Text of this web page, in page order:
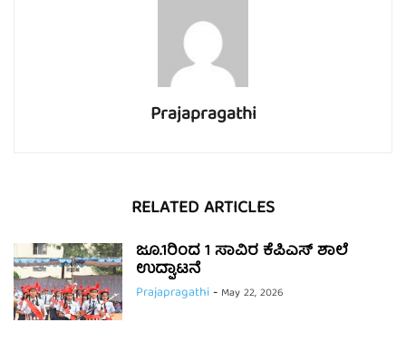
Prajapragathi
RELATED ARTICLES
ಜೂ.1ರಿಂದ 1 ಸಾವಿರ ಕೆಪಿಎಸ್ ಶಾಲೆ
ಉದ್ಘಾಟನೆ
Prajapragathi- May 22, 2026